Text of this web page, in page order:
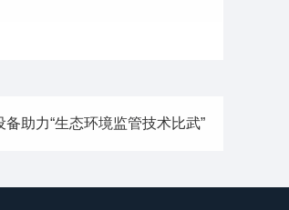
助力“生态环境监管技术比武”